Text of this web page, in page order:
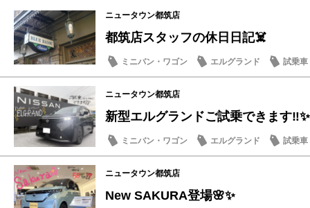
ニュータウン都筑店
都筑店スタッフの休日日記☠️
ミニバン・ワゴン エルグランド
試乗車
豆知識
ニュータウン都筑店
新型エルグランドご試乗できます‼️✨
ミニバン・ワゴン エルグランド
試乗車
話題の情報
ニュータウン都筑店
New SAKURA登場🌸✨